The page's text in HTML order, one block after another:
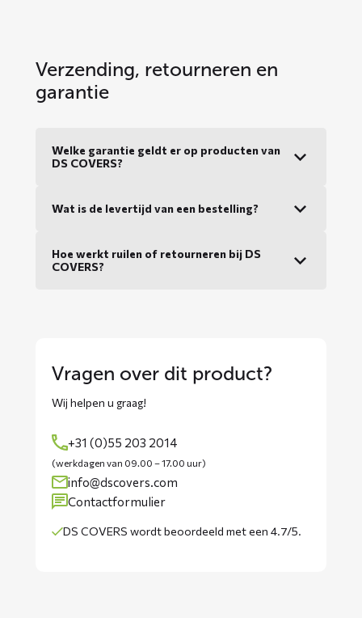
Verzending, retourneren en
garantie
Welke garantie geldt er op producten van
DS COVERS?
Wat is de levertijd van een bestelling?
Hoe werkt ruilen of retourneren bij DS
COVERS?
Vragen over dit product?
Wij helpen u graag!
+31 (0)55 203 2014
(werkdagen van 09.00 – 17.00 uur)
info@dscovers.com
Contactformulier
DS COVERS wordtbeoordeeld met een 4.7/5.